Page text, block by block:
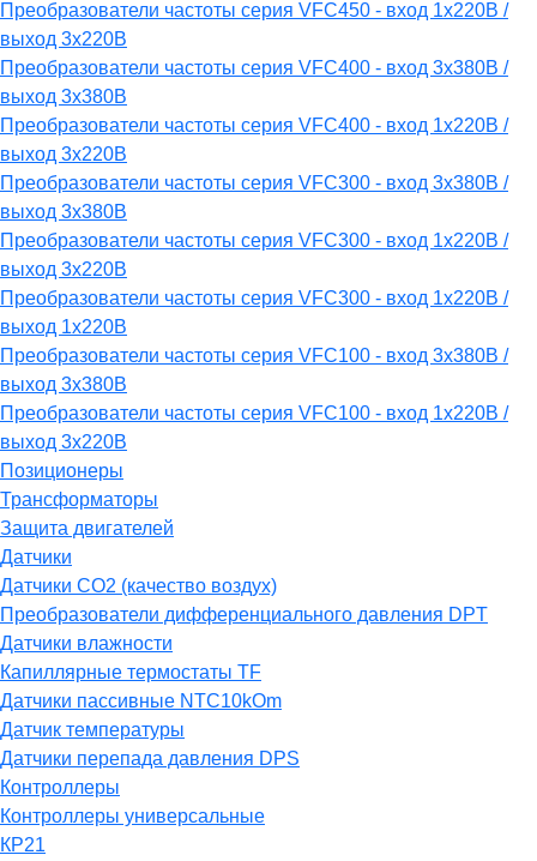
Преобразователи частоты серия VFC450 - вход 1х220В /
выход 3х220В
Преобразователи частоты серия VFC400 - вход 3х380В /
выход 3х380В
Преобразователи частоты серия VFC400 - вход 1х220В /
выход 3х220В
Преобразователи частоты серия VFC300 - вход 3х380В /
выход 3х380В
Преобразователи частоты серия VFC300 - вход 1х220В /
выход 3х220В
Преобразователи частоты серия VFC300 - вход 1х220В /
выход 1х220В
Преобразователи частоты серия VFC100 - вход 3х380В /
выход 3х380В
Преобразователи частоты серия VFC100 - вход 1х220В /
выход 3х220В
Позиционеры
Трансформаторы
Защита двигателей
Датчики
Датчики СО2 (качество воздух)
Преобразователи дифференциального давления DPT
Датчики влажности
Капиллярные термостаты TF
Датчики пассивные NTC10kOm
Датчик температуры
Датчики перепада давления DPS
Контроллеры
Контроллеры универсальные
КР21